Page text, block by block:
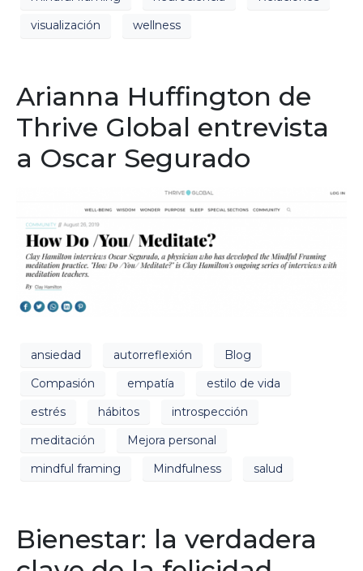
visualización
wellness
Arianna Huffington de
Thrive Global entrevista
a Oscar Segurado
ansiedad autorreflexión
Blog
Compasión
empatía
estilo de vida
estrés
hábitos
introspección
meditación
Mejora personal
mindful framing
Mindfulness salud
Bienestar: la verdadera